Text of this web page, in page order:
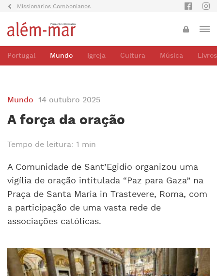
Missionários Combonianos
Portugal Mundo Igreja Cultura Música Livros
Mundo 14 outubro 2025
A força da oração
Tempo de leitura: 1 min
A Comunidade de Sant’Egidio organizou uma
vigília de oração intitulada “Paz para Gaza” na
Praça de Santa Maria in Trastevere, Roma, com
a participação de uma vasta rede de
associações católicas.